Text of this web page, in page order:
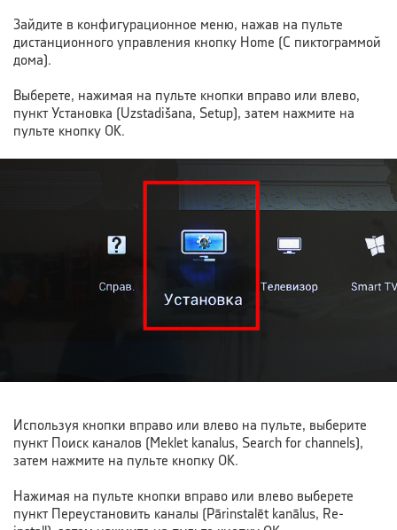
Зайдите в конфигурационное меню, нажав на пульте
дистанционного управления кнопку Home (С пиктограммой
дома).
Выберете, нажимая на пульте кнопки вправо или влево,
пункт Установка (Uzstadišana, Setup), затем нажмите на
пульте кнопку OK.
Используя кнопки вправо или влево на пульте, выберите
пункт Поиск каналов (Meklet kanalus, Search for channels),
затем нажмите на пульте кнопку OK.
Нажимая на пульте кнопки вправо или влево выберете
пункт Переустановить каналы (Pārinstalēt kanālus, Re-